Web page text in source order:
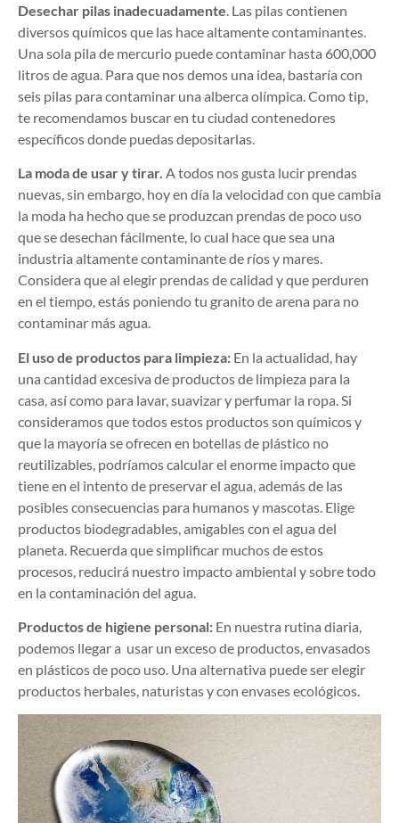
Desechar pilas inadecuadamente . Las pilas contienen
diversos químicos que las hace altamente contaminantes.
Una sola pila de mercurio puede contaminar hasta 600,000
litros de agua. Para que nos demos una idea, bastaría con
seis pilas para contaminar una alberca olímpica. Como tip,
te recomendamos buscar en tu ciudad contenedores
específicos donde puedas depositarlas.
La moda de usar y tirar. A todos nos gusta lucir prendas
nuevas, sin embargo, hoy en día la velocidad con que cambia
la moda ha hecho que se produzcan prendas de poco uso
que se desechan fácilmente, lo cual hace que sea una
industria altamente contaminante de ríos y mares.
Considera que al elegir prendas de calidad y que perduren
en el tiempo, estás poniendo tu granito de arena para no
contaminar más agua.
El uso de productos para limpieza: En la actualidad, hay
una cantidad excesiva de productos de limpieza para la
casa, así como para lavar, suavizar y perfumar la ropa. Si
consideramos que todos estos productos son químicos y
que la mayoría se ofrecen en botellas de plástico no
reutilizables, podríamos calcular el enorme impacto que
tiene en el intento de preservar el agua, además de las
posibles consecuencias para humanos y mascotas. Elige
productos biodegradables, amigables con el agua del
planeta. Recuerda que simplificar muchos de estos
procesos, reducirá nuestro impacto ambiental y sobre todo
en la contaminación del agua.
Productos de higiene personal: En nuestra rutina diaria,
podemos llegar a usar un exceso de productos, envasados
en plásticos de poco uso. Una alternativa puede ser elegir
productos herbales, naturistas y con envases ecológicos.